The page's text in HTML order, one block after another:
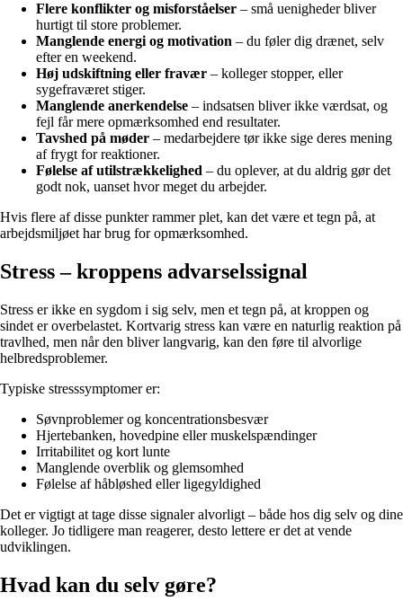
Flere konflikter og misforståelser – små uenigheder bliver
hurtigt til store problemer.
Manglende energi og motivation – du føler dig drænet, selv
efter en weekend.
Høj udskiftning eller fravær – kolleger stopper, eller
sygefraværet stiger.
Manglende anerkendelse – indsatsen bliver ikke værdsat, og
fejl får mere opmærksomhed end resultater.
Tavshed på møder – medarbejdere tør ikke sige deres mening
af frygt for reaktioner.
Følelse af utilstrækkelighed – du oplever, at du aldrig gør det
godt nok, uanset hvor meget du arbejder.
Hvis flere af disse punkter rammer plet, kan det være et tegn på, at
arbejdsmiljøet har brug for opmærksomhed.
Stress – kroppens advarselssignal
Stress er ikke en sygdom i sig selv, men et tegn på, at kroppen og
sindet er overbelastet. Kortvarig stress kan være en naturlig reaktion på
travlhed, men når den bliver langvarig, kan den føre til alvorlige
helbredsproblemer.
Typiske stresssymptomer er:
Søvnproblemer og koncentrationsbesvær
Hjertebanken, hovedpine eller muskelspændinger
Irritabilitet og kort lunte
Manglende overblik og glemsomhed
Følelse af håbløshed eller ligegyldighed
Det er vigtigt at tage disse signaler alvorligt – både hos dig selv og dine
kolleger. Jo tidligere man reagerer, desto lettere er det at vende
udviklingen.
Hvad kan du selv gøre?